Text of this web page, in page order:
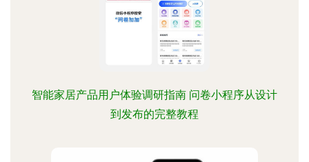
智能家居产品用户体验调研指南 问卷小程序从设计
到发布的完整教程